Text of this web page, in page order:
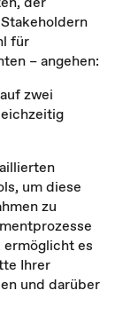
für
– angehen:
zwei
um diese
zu
es
Ihrer
und darüber